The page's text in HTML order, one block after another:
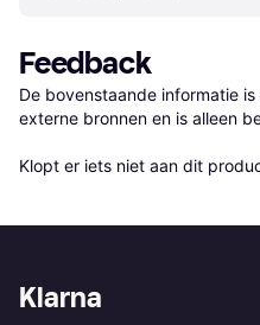
Feedback
De bovenstaande informatie
externe bronnen en is alleen
Klopt er iets niet aan dit
Klarna